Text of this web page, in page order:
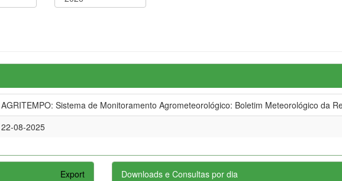
AGRITEMPO: Sistema de Monitoramento Agrometeorológico: Boletim Meteorológico da
22-08-2025
Export Downloads e Consultas por dia